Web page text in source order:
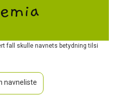
fall skulle navnets betydning tilsi
navneliste